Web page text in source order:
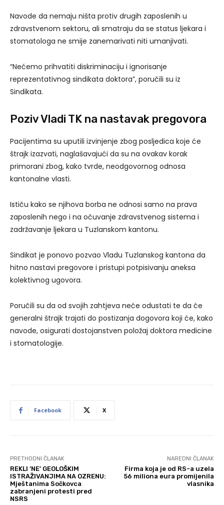
Navode da nemaju ništa protiv drugih zaposlenih u
zdravstvenom sektoru, ali smatraju da se status ljekara i
stomatologa ne smije zanemarivati niti umanjivati.
“Nećemo prihvatiti diskriminaciju i ignorisanje
reprezentativnog sindikata doktora”, poručili su iz
Sindikata.
Poziv Vladi TK na nastavak pregovora
Pacijentima su uputili izvinjenje zbog posljedica koje će
štrajk izazvati, naglašavajući da su na ovakav korak
primorani zbog, kako tvrde, neodgovornog odnosa
kantonalne vlasti.
Ističu kako se njihova borba ne odnosi samo na prava
zaposlenih nego i na očuvanje zdravstvenog sistema i
zadržavanje ljekara u Tuzlanskom kantonu.
Sindikat je ponovo pozvao Vladu Tuzlanskog kantona da
hitno nastavi pregovore i pristupi potpisivanju aneksa
kolektivnog ugovora.
Poručili su da od svojih zahtjeva neće odustati te da će
generalni štrajk trajati do postizanja dogovora koji će, kako
navode, osigurati dostojanstven položaj doktora medicine
i stomatologije.
Facebook X
PRETHODNI ČLANAK
REKLI ‘NE’ GEOLOŠKIM
ISTRAŽIVANJIMA NA OZRENU:
Mještanima Sočkovca
zabranjeni protesti pred
NSRS
NAREDNI ČLANAK
Firma koja je od RS-a uzela
56 miliona eura promijenila
vlasnika